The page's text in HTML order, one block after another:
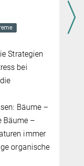
Strategien
bei
Bäume –
Bäume –
immer
organische